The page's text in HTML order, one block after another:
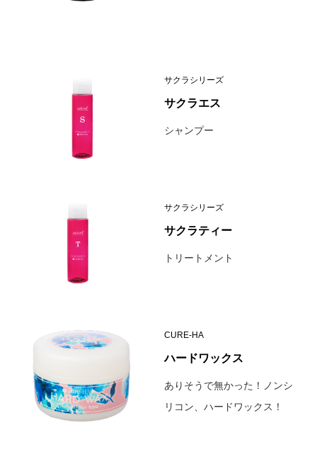
サクラシリーズ
サクラエス
シャンプー
サクラシリーズ
サクラティー
トリートメント
CURE-HA
ハードワックス
ありそうで無かった！ノンシ
リコン、ハードワックス！